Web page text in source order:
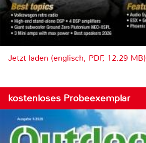
Jetzt laden (englisch, PDF, 12.29 MB)
kostenloses Probeexemplar